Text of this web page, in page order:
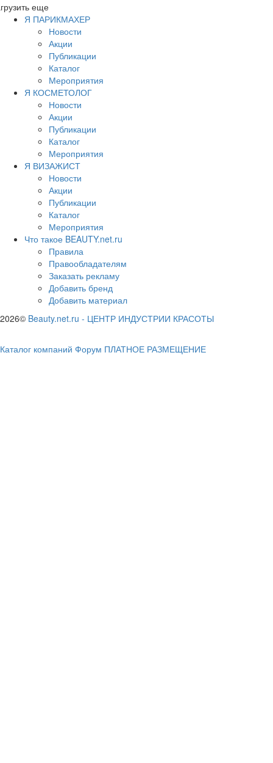
еще
Я ПАРИКМАХЕР
Новости
Акции
Публикации
Каталог
Мероприятия
Я КОСМЕТОЛОГ
Новости
Акции
Публикации
Каталог
Мероприятия
Я ВИЗАЖИСТ
Новости
Акции
Публикации
Каталог
Мероприятия
Что такое BEAUTY.net.ru
Правила
Правообладателям
Заказать рекламу
Добавить бренд
Добавить материал
2026© Beauty.net.ru - ЦЕНТР ИНДУСТРИИ КРАСОТЫ
Каталог компаний Форум ПЛАТНОЕ РАЗМЕЩЕНИЕ